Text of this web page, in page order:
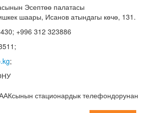
Эсептөө палатасы
шаары, Исанов атындагы көчө, 131.
+996 312 323886
;
стационардык телефондорунан